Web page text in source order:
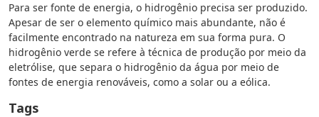
Para ser fonte de energia, o hidrogênio precisa ser produzido.
Apesar de ser o elemento químico mais abundante, não é
facilmente encontrado na natureza em sua forma pura. O
hidrogênio verde se refere à técnica de produção por meio da
eletrólise, que separa o hidrogênio da água por meio de
fontes de energia renováveis, como a solar ou a eólica.
Tags